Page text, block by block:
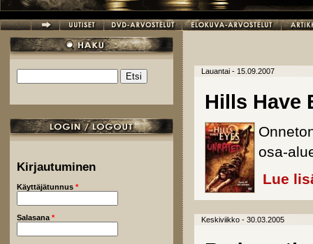
Hakulomake
Kirjautuminen
Käyttäjätunnus *
Salasana *
Lauantai - 15.09.2007
Hills Have
osa-
Lue
Keskiviikko - 30.03.2005